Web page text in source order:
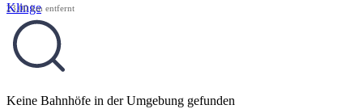
Klinge
23,00 km entfernt
Keine Bahnhöfe in der Umgebung gefunden